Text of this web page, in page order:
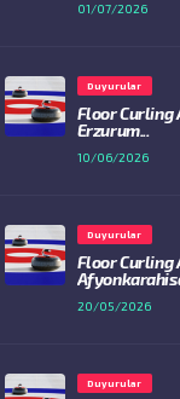
01/07/2026
Duyurular
Floor Curling
Erzurum...
10/06/2026
Duyurular
Floor Curling
20/05/2026
Duyurular